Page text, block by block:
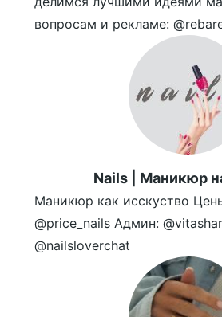
вопросам и рекламе:
Nails | Маникюр
Маникюр как исскуство
@price_nails Админ:
@nailsloverchat